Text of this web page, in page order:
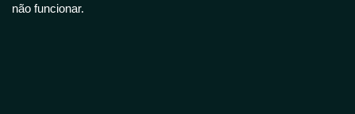
não funcionar.